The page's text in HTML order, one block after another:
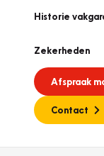
Historie
Zekerheden
Afspraak
Contact